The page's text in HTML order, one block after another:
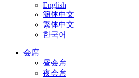
English
簡体中文
繁体中文
한국어
会席
昼会席
夜会席